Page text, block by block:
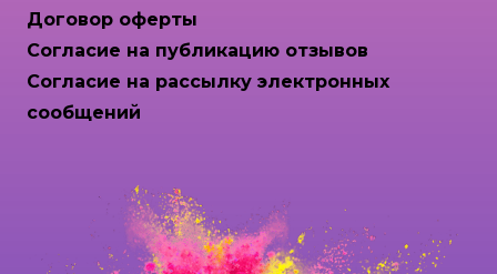
Договор оферты
Согласие на публикацию отзывов
Согласие на рассылку электронных
сообщений